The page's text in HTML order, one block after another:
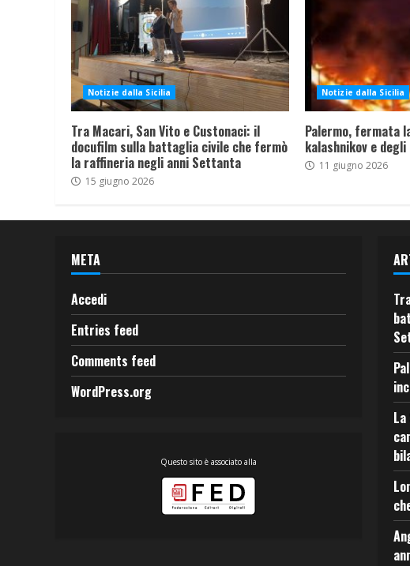
Notizie dalla Sicilia
Tra Macari, San Vito e Custonaci: il
docufilm sulla battaglia civile che fermò
la raffineria negli anni Settanta
15 giugno 2026
Notizie dalla Sicilia
Palermo, fermata
kalashnikov e
11 giugno 2026
META
Accedi
Entries feed
Comments feed
WordPress.org
Questo sito è associato alla